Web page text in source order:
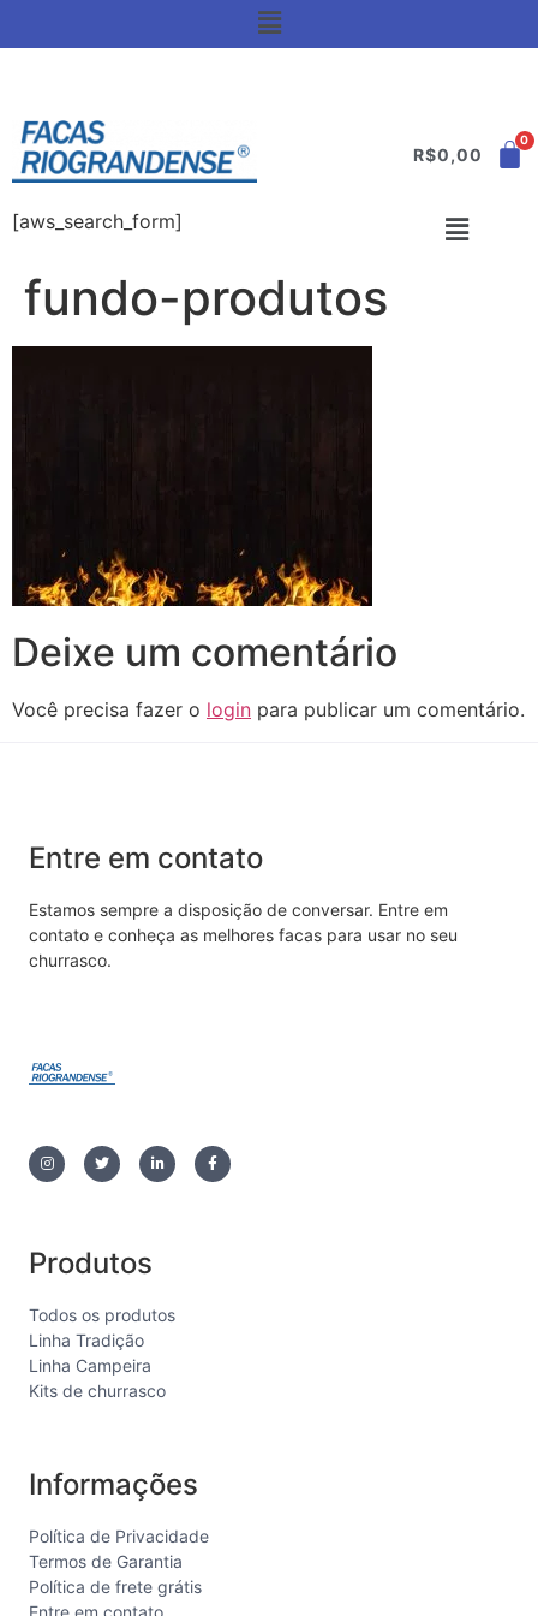
R$0,00
[aws_search_form]
fundo-produtos
Deixe um comentário
Você precisa fazer o login para publicar um comentário.
Entre em contato
Estamos sempre a disposição de conversar. Entre em
contato e conheça as melhores facas para usar no seu
churrasco.
Produtos
Todos os produtos
Linha Tradição
Linha Campeira
Kits de churrasco
Informações
Política de Privacidade
Termos de Garantia
Política de frete grátis
Entre em contato